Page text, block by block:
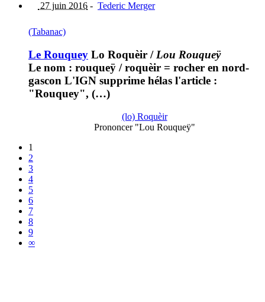
27 juin 2016 - Tederic Merger
(Tabanac)
Le Rouquey Lo Roquèir / Lou Rouqueÿ
Le nom : rouqueÿ / roquèir = rocher en nord-
gascon L'IGN supprime hélas l'article :
"Rouquey", (…)
(lo) Roquèir
Prononcer "Lou Rouqueÿ"
1
2
3
4
5
6
7
8
9
∞